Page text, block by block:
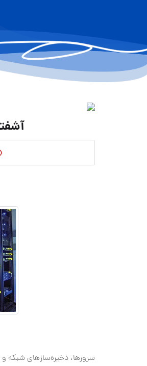
سرورها، ذخیره‌سازهای شبکه